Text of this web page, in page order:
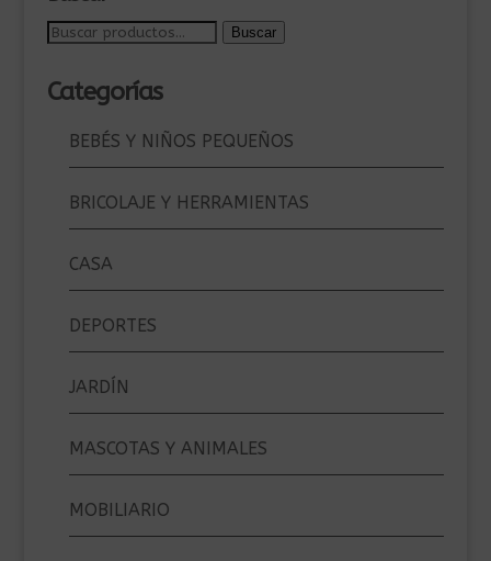
Buscar
Buscar
Categorías
BEBÉS Y NIÑOS PEQUEÑOS
BRICOLAJE Y HERRAMIENTAS
CASA
DEPORTES
JARDÍN
MASCOTAS Y ANIMALES
MOBILIARIO